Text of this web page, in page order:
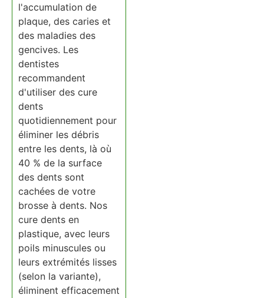
l'accumulation de
plaque, des caries et
des maladies des
gencives. Les
dentistes
recommandent
d'utiliser des cure
dents
quotidiennement pour
éliminer les débris
entre les dents, là où
40 % de la surface
des dents sont
cachées de votre
brosse à dents. Nos
cure dents en
plastique, avec leurs
poils minuscules ou
leurs extrémités lisses
(selon la variante),
éliminent efficacement